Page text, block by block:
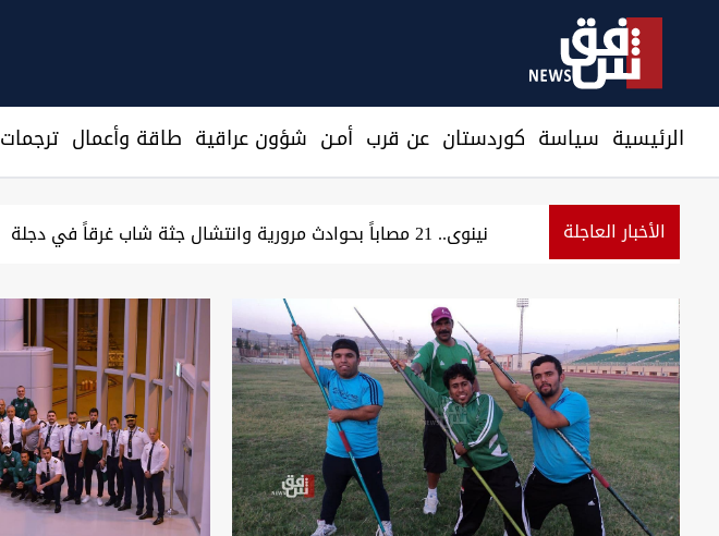
الرئيسية سیاسة كوردستان عن قرب أمـن شؤون عراقية طاقة وأعمال ترجمات
الأخبار العاجلة حراك شمال البصرة يرفع 5 مطالب ويهدد بإغلاق الشوارع والحقول النفطية